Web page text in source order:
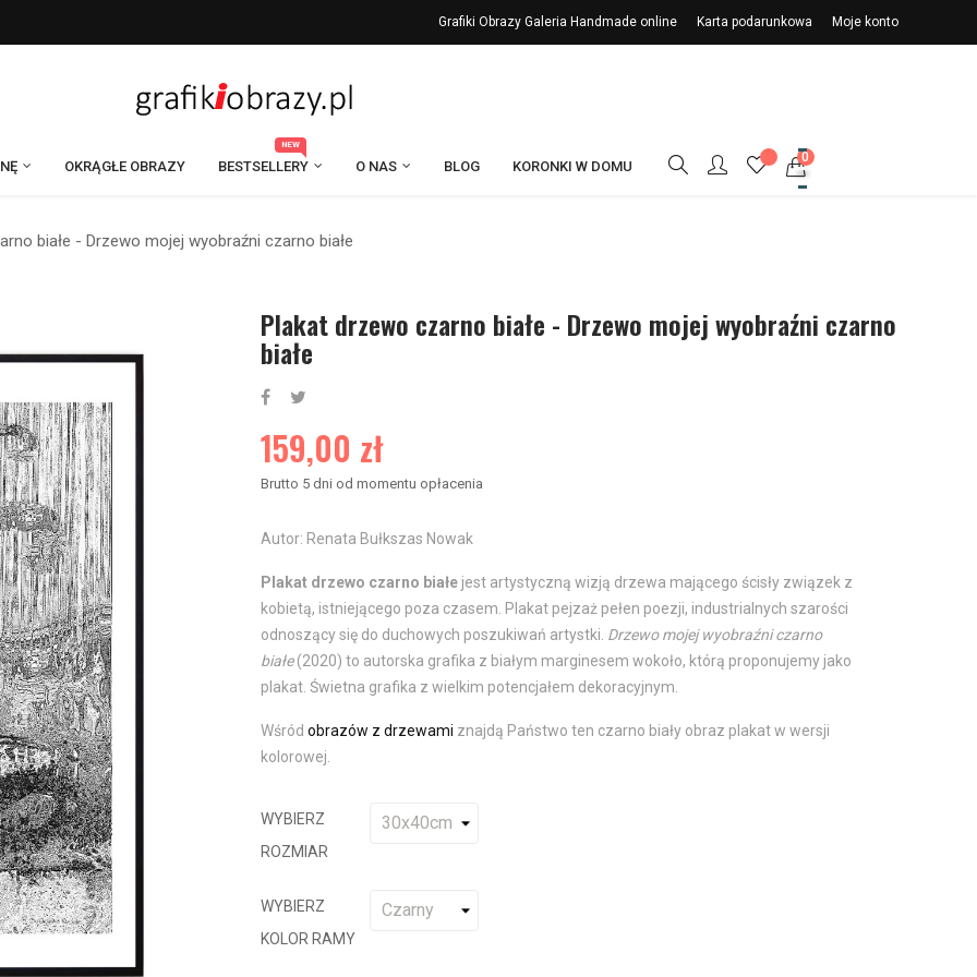
Grafiki Obrazy Galeria Handmade online Karta podarunkowa Moje konto
OKRĄGŁE OBRAZY BESTSELLERY
NEW
O NAS BLOG KORONKI W DOMU
0
białe - Drzewo mojej wyobraźni czarno białe
Plakat drzewo czarno białe - Drzewo mojej wyobraźni czarno
białe
159,00 zł
Brutto 5 dni od momentu opłacenia
Autor: Renata Bułkszas Nowak
Plakat drzewo czarno białe jest artystyczną wizją drzewa mającego ścisły związek z
kobietą, istniejącego poza czasem. Plakat pejzaż pełen poezji, industrialnych szarości
odnoszący się do duchowych poszukiwań artystki. Drzewo mojej wyobraźni czarno
białe(2020) to autorska grafika z białym marginesem wokoło, którą proponujemy jako
plakat. Świetna grafika z wielkim potencjałem dekoracyjnym.
Wśród obrazów z drzewami znajdą Państwo ten czarno biały obraz plakat w wersji
kolorowej.
WYBIERZ
ROZMIAR
WYBIERZ
KOLOR RAMY